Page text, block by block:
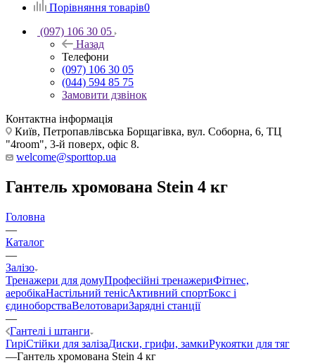
Порівняння товарів0
(097) 106 30 05
Назад
Телефони
(097) 106 30 05
(044) 594 85 75
Замовити дзвінок
Контактна інформація
Київ, Петропавлівська Борщагівка, вул. Соборна, 6, ТЦ
"4room", 3-й поверх, офіс 8.
welcome@sporttop.ua
Гантель хромована Stein 4 кг
Головна
—
Каталог
—
Залізо
Тренажери для домуПрофесійні тренажериФітнес,
аеробікаНастільний тенісАктивний спортБокс і
єдиноборстваВелотовариЗарядні станції
—
Гантелі і штанги
ГиріСтійки для залізаДиски, грифи, замкиРукоятки для тяг
—Гантель хромована Stein 4 кг